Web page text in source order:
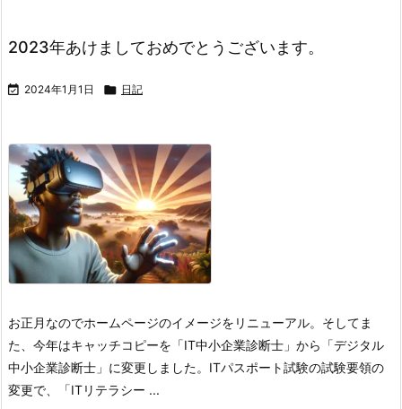
2023年あけましておめでとうございます。
 2024年1月1日  日記
お正月なのでホームページのイメージをリニューアル。 そしてま
た、今年はキャッチコピーを「IT中小企業診断士」から「デジタル
中小企業診断士」に変更しました。 ITパスポート試験の試験要領の
変更で、「ITリテラシー ...